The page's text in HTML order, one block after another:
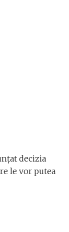
decizia
le vor putea